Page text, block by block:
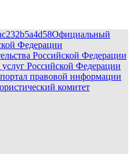
Официальный
Федерации
Российской Федерации
Российской Федерации
правовой информации
комитет